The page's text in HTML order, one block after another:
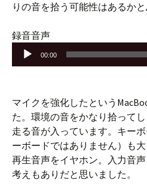
りの音を拾う可能性はあるかと
録音音声音
プ
ヤ
ー
00:00
マイクを強化したという
た。環境の音をかなり拾って
走る音が入っています。キー
ーボードではありません）も大
再生音声をイヤホン。入力音
考えもありだと思いました。